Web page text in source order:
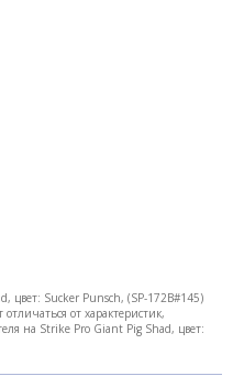
цвет: Sucker Punsch, (SP-172B#145)
от характеристик,
на Strike Pro Giant Pig Shad, цвет: